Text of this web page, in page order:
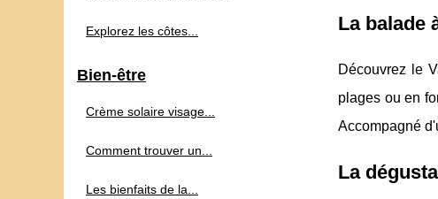
La balade
Découvrez le
plages ou en
Accompagné
La
Explorez les côtes...
Bien-être
Crème solaire visage...
Comment trouver un...
Les bienfaits de la...